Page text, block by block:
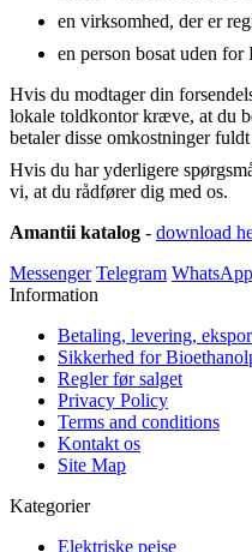
en virksomhed, der er
en person bosat uden for
Hvis du modtager din
lokale toldkontor kræve, at du
betaler disse omkostninger
Hvis du har yderligere
vi, at du rådfører dig med os.
Amantii katalog - download
Messenger Telegram WhatsApp
Information
Betaling, levering,
Sikkerhed for
Regler før salget
Privacy Policy
Terms and conditions
Kontakt os
Site Map
Kategorier
Elektriske pejse